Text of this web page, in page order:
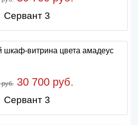
Сервант 3
руб. 30 700 руб.
Сервант 3